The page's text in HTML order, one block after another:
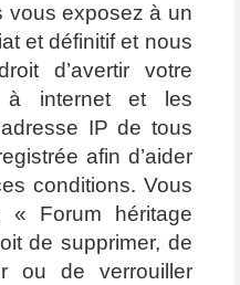
vous exposez à un
et définitif et nous
d’avertir votre
à internet et les
IP de tous
afin d’aider
conditions. Vous
Forum héritage
de supprimer, de
ou de verrouiller